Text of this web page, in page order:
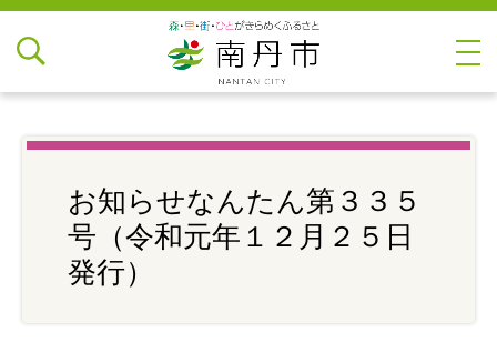
お知らせなんたん第３３５
号（令和元年１２月２５日
発行）